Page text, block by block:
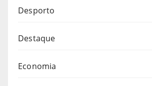
Desporto
Destaque
Economia